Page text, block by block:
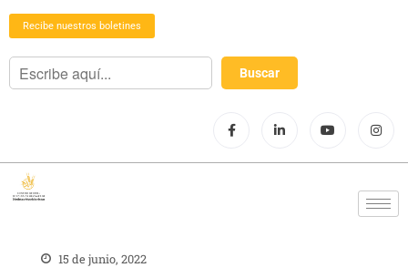
Recibe nuestros boletines
15 de junio, 2022